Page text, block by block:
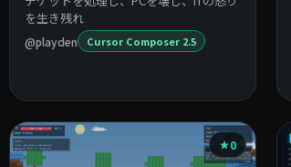
を生き残れ
@playden Cursor Composer 2.5
0